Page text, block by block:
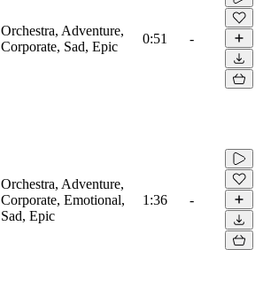
Orchestra, Adventure,
Corporate, Sad, Epic
0:51 -
Orchestra, Adventure,
Corporate, Emotional,
Sad, Epic
1:36 -